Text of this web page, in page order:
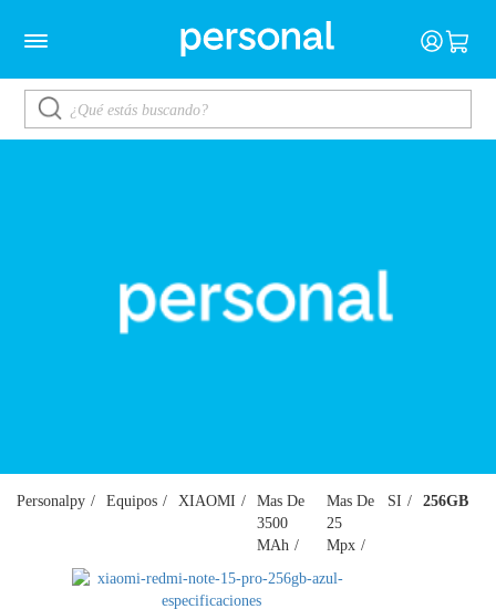
Personalpy Equipos XIAOMI
Mas De
3500
MAh
Mas De
25
Mpx
SI 256GB